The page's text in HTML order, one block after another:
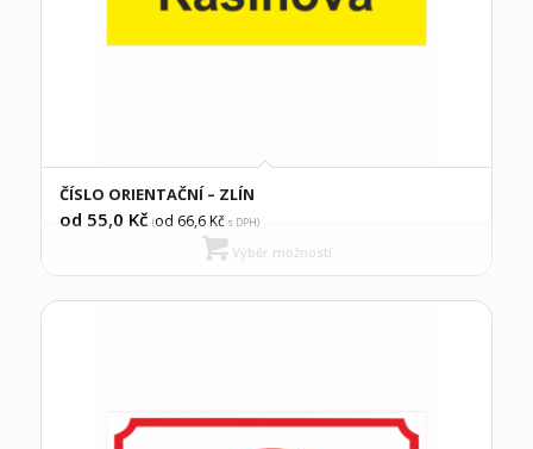
ČÍSLO ORIENTAČNÍ – ZLÍN
od 55,0 Kč (od 66,6Kčs DPH)
Výběr možností